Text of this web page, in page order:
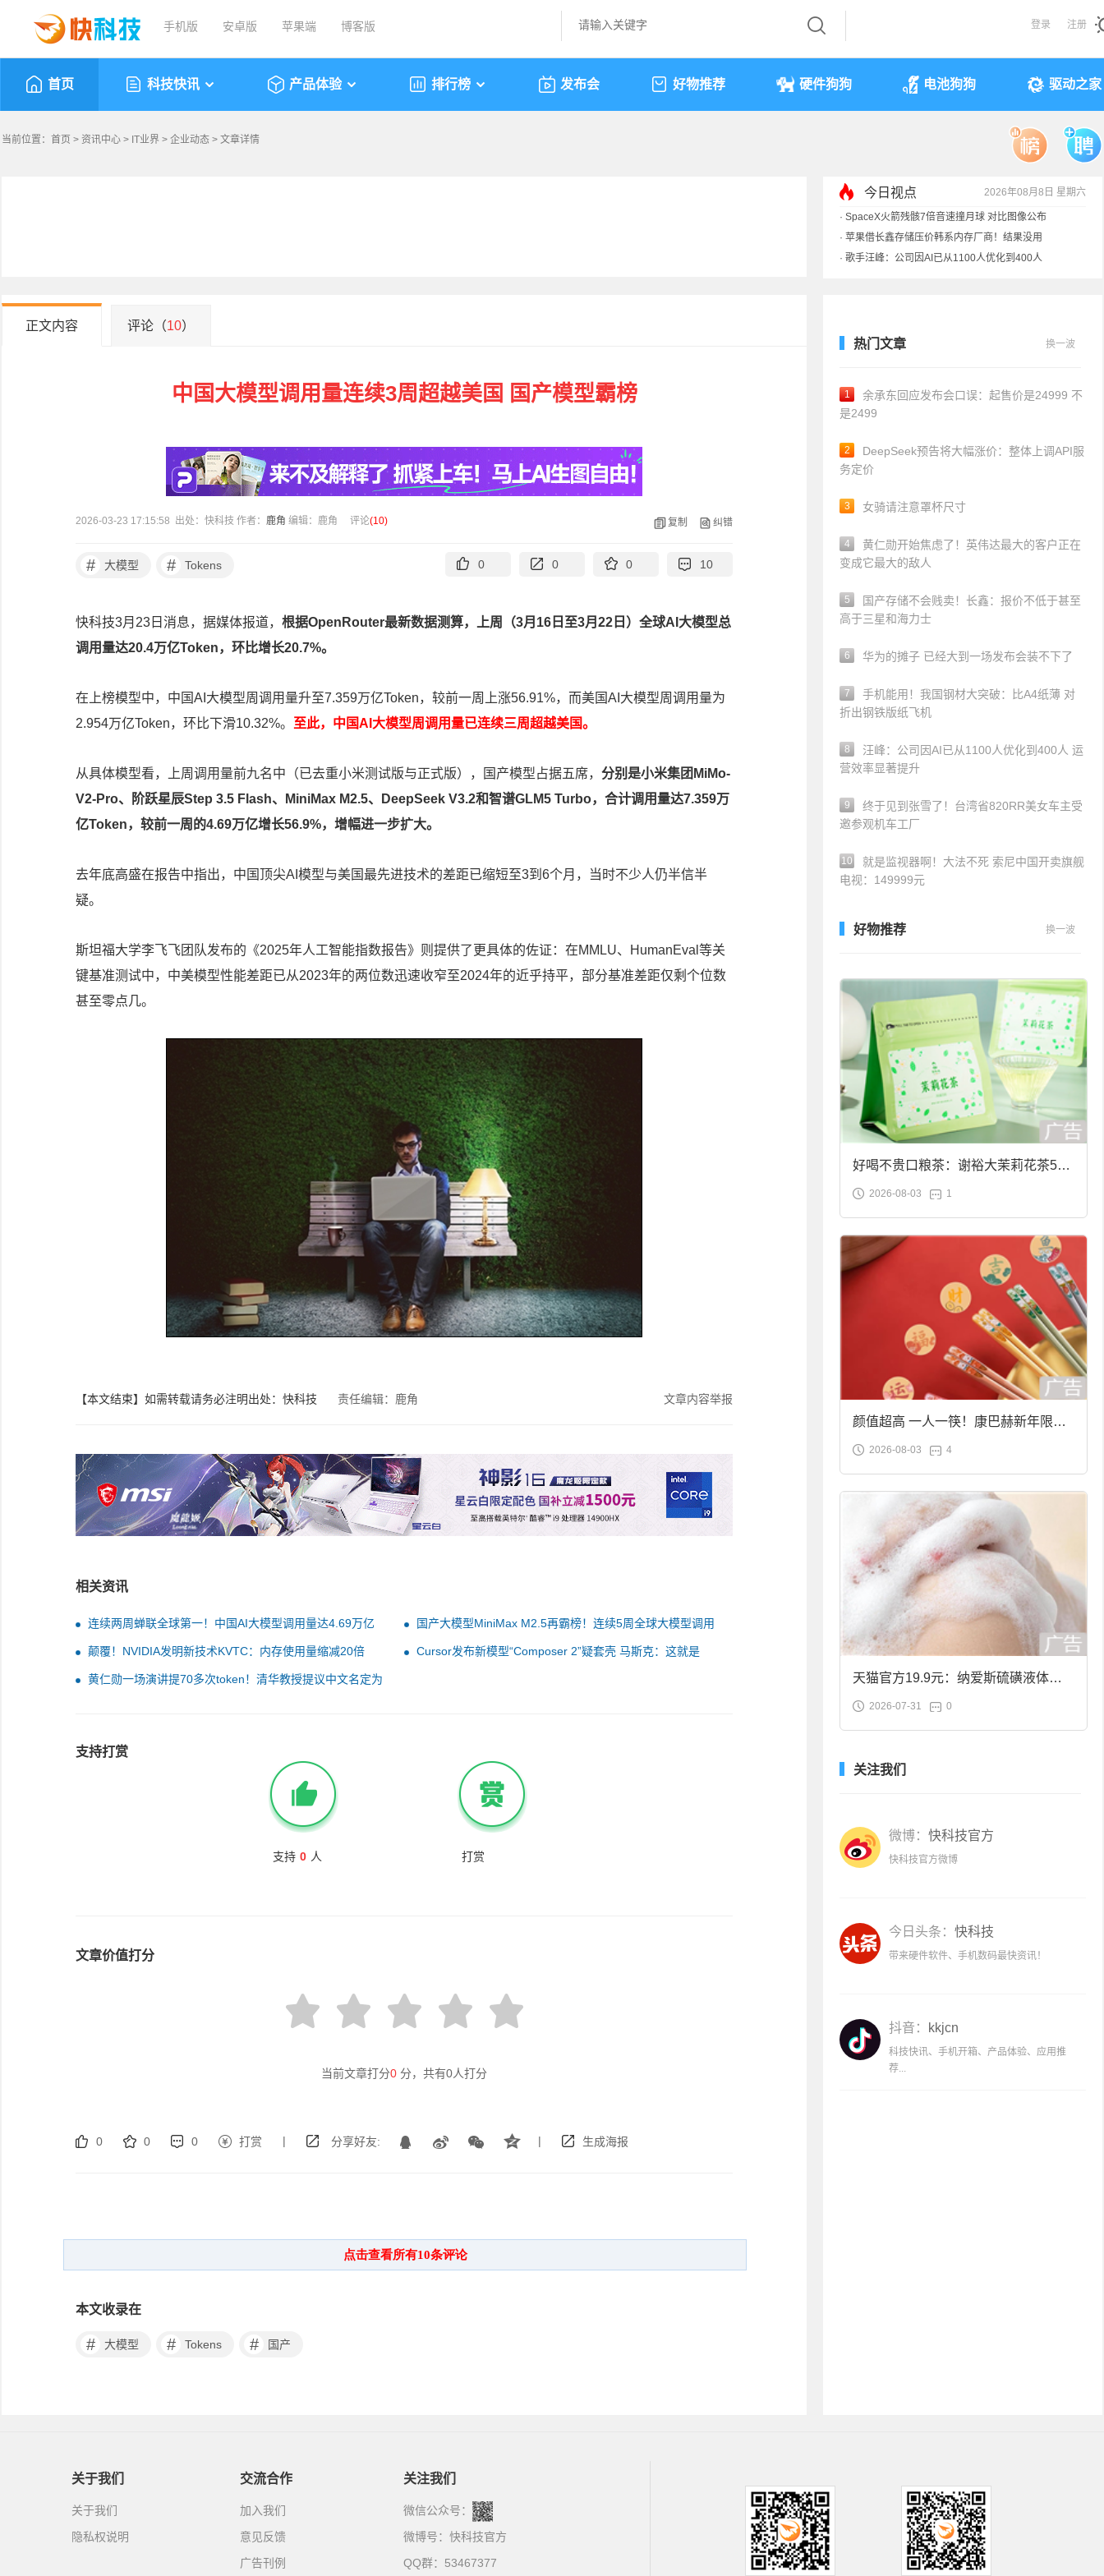
手机版 安卓版 苹果端 博客版 登录 注册
首页 科技快讯 产品体验 排行榜 发布会 好物推荐 硬件狗狗 电池狗狗 驱动之家
当前位置： 首页 > 资讯中心 > IT业界 > 企业动态 > 文章详情
今日视点 2026年08月8日 星期六
· SpaceX火箭残骸7倍音速撞月球 对比图像公布
· 苹果借长鑫存储压价韩系内存厂商！结果没用
· 歌手汪峰：公司因AI已从1100人优化到400人
正文内容 评论（10）
中国大模型调用量连续3周超越美国 国产模型霸榜
2026-03-23 17:15:58 出处：快科技 作者： 鹿角 编辑：鹿角 评论(10) 复制 纠错
# 大模型 # Tokens 0 0 0 10
快科技3月23日消息，据媒体报道， 根据OpenRouter最新数据测算，上周（3月16日至3月22日）全球AI大模型总
调用量达20.4万亿Token，环比增长20.7%。
在上榜模型中，中国AI大模型周调用量升至7.359万亿Token，较前一周上涨56.91%，而美国AI大模型周调用量为
2.954万亿Token，环比下滑10.32%。 至此，中国AI大模型周调用量已连续三周超越美国。
从具体模型看，上周调用量前九名中（已去重小米测试版与正式版），国产模型占据五席， 分别是小米集团MiMo-
V2-Pro、阶跃星辰Step 3.5 Flash、MiniMax M2.5、DeepSeek V3.2和智谱GLM5 Turbo，合计调用量达7.359万
亿Token，较前一周的4.69万亿增长56.9%，增幅进一步扩大。
去年底高盛在报告中指出，中国顶尖AI模型与美国最先进技术的差距已缩短至3到6个月，当时不少人仍半信半
疑。
斯坦福大学李飞飞团队发布的《2025年人工智能指数报告》则提供了更具体的佐证：在MMLU、HumanEval等关
键基准测试中，中美模型性能差距已从2023年的两位数迅速收窄至2024年的近乎持平，部分基准差距仅剩个位数
甚至零点几。
【本文结束】如需转载请务必注明出处：快科技 责任编辑：鹿角 文章内容举报
相关资讯
连续两周蝉联全球第一！中国AI大模型调用量达4.69万亿
Token
国产大模型MiniMax M2.5再霸榜！连续5周全球大模型调用
颠覆！NVIDIA发明新技术KVTC：内存使用量缩减20倍
Cursor发布新模型“Composer 2”疑套壳 马斯克：这就是
黄仁勋一场演讲提70多次token！清华教授提议中文名定为
支持打赏
支持 0 人 打赏
文章价值打分
当前文章打分0 分，共有0人打分
0 0 0 打赏 | 分享好友: | 生成海报
本文收录在
# 大模型 # Tokens # 国产
热门文章 换一波
1
余承东回应发布会口误：起售价是24999 不
是2499
2
DeepSeek预告将大幅涨价：整体上调API服
务定价
3 女骑请注意罩杯尺寸
4
黄仁勋开始焦虑了！英伟达最大的客户正在
变成它最大的敌人
5
国产存储不会贱卖！长鑫：报价不低于甚至
高于三星和海力士
6 华为的摊子 已经大到一场发布会装不下了
7
手机能用！我国钢材大突破：比A4纸薄 对
折出钢铁版纸飞机
8
汪峰：公司因AI已从1100人优化到400人 运
营效率显著提升
9
终于见到张雪了！台湾省820RR美女车主受
邀参观机车工厂
10
就是监视器啊！大法不死 索尼中国开卖旗舰
电视：149999元
好物推荐 换一波
好喝不贵口粮茶：谢裕大茉莉花茶50g
袋装9.9元到手
2026-08-03 1
颜值超高 一人一筷！康巴赫新年限定
合金筷子大促：19.9元
2026-08-03 4
天猫官方19.9元：纳爱斯硫磺液体香
皂2斤大促
2026-07-31 0
关注我们
微博： 快科技官方
快科技官方微博
今日头条： 快科技
带来硬件软件、手机数码最快资讯！
抖音： kkjcn
科技快讯、手机开箱、产品体验、应用推
荐...
关于我们
关于我们
隐私权说明
交流合作
加入我们
意见反馈
广告刊例
关注我们
微信公众号：
微博号： 快科技官方
QQ群：53467377